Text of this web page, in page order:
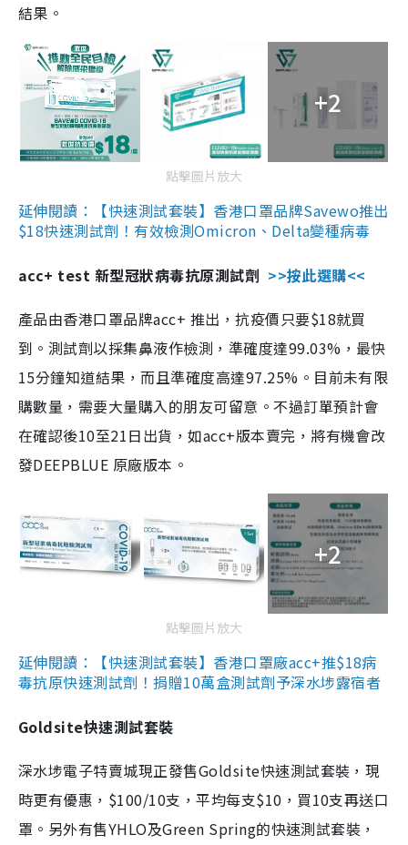
結果。
+2
點擊圖片放大
延伸閱讀：【快速測試套裝】香港口罩品牌Savewo推出
$18快速測試劑！有效檢測Omicron、Delta變種病毒
acc+ test 新型冠狀病毒抗原測試劑 >>按此選購<<
產品由香港口罩品牌acc+ 推出，抗疫價只要$18就買
到。測試劑以採集鼻液作檢測，準確度達99.03%，最快
15分鐘知道結果，而且準確度高達97.25%。目前未有限
購數量，需要大量購入的朋友可留意。不過訂單預計會
在確認後10至21日出貨，如acc+版本賣完，將有機會改
發DEEPBLUE 原廠版本。
+2
點擊圖片放大
延伸閱讀：【快速測試套裝】香港口罩廠acc+推$18病
毒抗原快速測試劑！捐贈10萬盒測試劑予深水埗露宿者
Goldsite快速測試套裝
深水埗電子特賣城現正發售Goldsite快速測試套裝，現
時更有優惠，$100/10支，平均每支$10，買10支再送口
罩。另外有售YHLO及Green Spring的快速測試套裝，